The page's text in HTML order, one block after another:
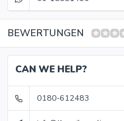
BEWERTUNGEN
CAN WE HELP?
0180-612483